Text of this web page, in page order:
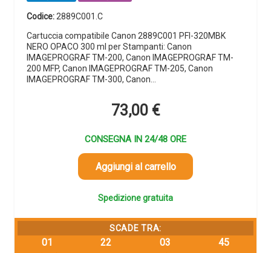
Codice: 2889C001.C
Cartuccia compatibile Canon 2889C001 PFI-320MBK
NERO OPACO 300 ml per Stampanti: Canon
IMAGEPROGRAF TM-200, Canon IMAGEPROGRAF TM-
200 MFP, Canon IMAGEPROGRAF TM-205, Canon
IMAGEPROGRAF TM-300, Canon…
73,00 €
CONSEGNA IN 24/48 ORE
Aggiungi al carrello
Spedizione gratuita
SCADE TRA:
01 22 03 44